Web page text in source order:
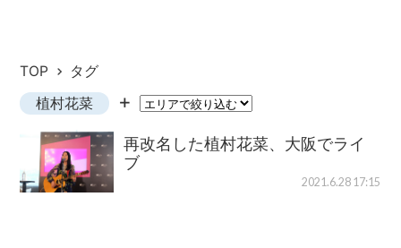
TOP
タグ
植村花菜
再改名した植村花菜、大阪でライ
ブ
2021.6.28 17:15